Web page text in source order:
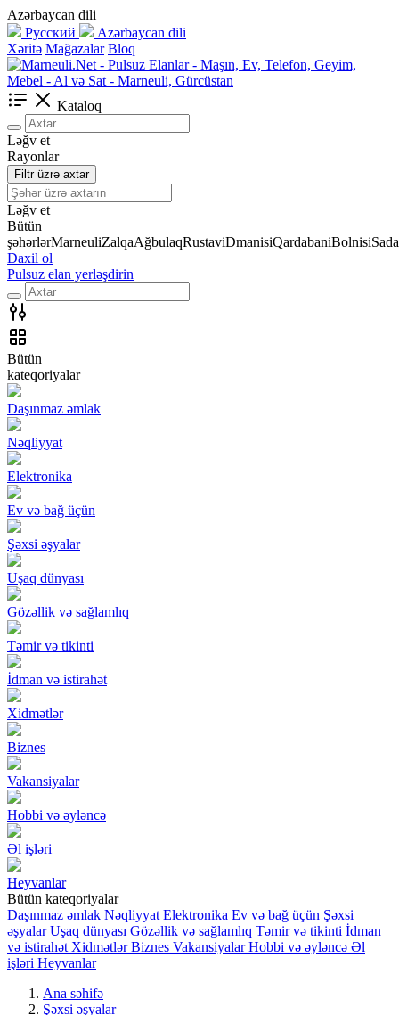
Azərbaycan dili
Русский
Azərbaycan dili
Xəritə Mağazalar Bloq
Kataloq
Ləğv et
Rayonlar
Filtr üzrə axtar
Ləğv et
Bütün
şəhərlərMarneuliZalqaAğbulaqRustaviDmanisiQardabaniBolnisi
Daxil ol
Pulsuz elan yerləşdirin
Bütün
kateqoriyalar
Daşınmaz əmlak
Nəqliyyat
Elektronika
Ev və bağ üçün
Şəxsi əşyalar
Uşaq dünyası
Gözəllik və sağlamlıq
Təmir və tikinti
İdman və istirahət
Xidmətlər
Biznes
Vakansiyalar
Hobbi və əyləncə
Əl işləri
Heyvanlar
Bütün kateqoriyalar
Daşınmaz əmlak Nəqliyyat Elektronika Ev və bağ üçün Şəxsi
əşyalar Uşaq dünyası Gözəllik və sağlamlıq Təmir və tikinti İdman
və istirahət Xidmətlər Biznes Vakansiyalar Hobbi və əyləncə Əl
işləri Heyvanlar
Ana səhifə
Şəxsi əşyalar